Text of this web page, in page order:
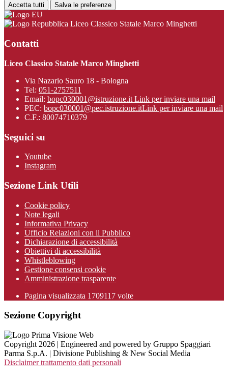
Accetta tutti Salva le preferenze
Liceo Classico Statale Marco Minghetti
Contatti
Liceo Classico Statale Marco Minghetti
Via Nazario Sauro 18 - Bologna
Tel: 051-2757511
Email: bopc030001@istruzione.it Link per inviare una mail
PEC: bopc030001@pec.istruzione.itLink per inviare una mail
C.F.: 80074710379
Seguici su
Youtube
Instagram
Sezione Link Utili
Cookie policy
Note legali
Informativa Privacy
Ufficio Relazioni con il Pubblico
Dichiarazione di accessibilità
Obiettivi di accessibilità
Whistleblowing
Gestione consensi cookie
Amministrazione trasparente
Pagina visualizzata 1709117 volte
Sezione Copyright
Copyright 2026 | Engineered and powered by Gruppo Spaggiari
Parma S.p.A. | Divisione Publishing & New Social Media
Disclaimer trattamento dati personali